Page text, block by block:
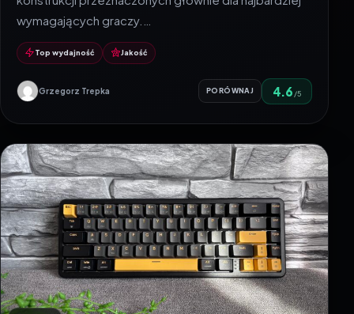
wymagających graczy.…
Top wydajność Jakość
Grzegorz Trepka PORÓWNAJ 4.6 /5